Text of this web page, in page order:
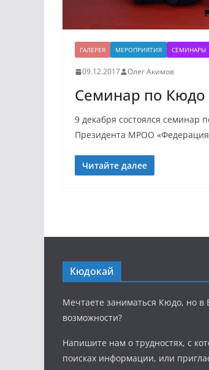
ГАЛЕРЕЯ МЕРОПРИЯТИЯ СЕМИНАРЫ
09.12.2017 Олег Акимов
Семинар по Кюдо
9 декабря состоялся семинар
Президента МРОО
Читайте далее
Кюдокай
Мечтаете заниматься Кюдо, но в
возможности?
Напишите нам о трудностях, с
поисках информации, или